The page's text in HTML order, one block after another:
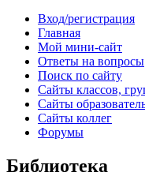
Вход/регистрация
Главная
Мой мини-сайт
Ответы на вопросы
Поиск по сайту
Сайты классов,
Сайты
Сайты коллег
Форумы
Библиотека